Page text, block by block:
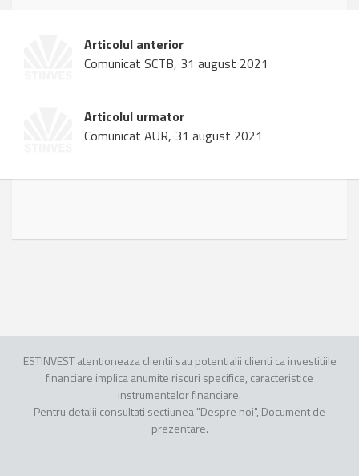
Articolul anterior
Comunicat SCTB, 31 august 2021
Articolul urmator
Comunicat AUR, 31 august 2021
ESTINVEST atentioneaza clientii sau potentialii clienti ca investitiile
financiare implica anumite riscuri specifice, caracteristice
instrumentelor financiare.
Pentru detalii consultati sectiunea "Despre noi", Document de
prezentare.